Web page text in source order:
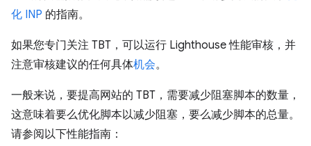
化 INP 的指南。
如果您专门关注 TBT，可以运行 Lighthouse 性能审核，并
注意审核建议的任何具体机会。
一般来说，要提高网站的 TBT，需要减少阻塞脚本的数量，
这意味着要么优化脚本以减少阻塞，要么减少脚本的总量。
请参阅以下性能指南：